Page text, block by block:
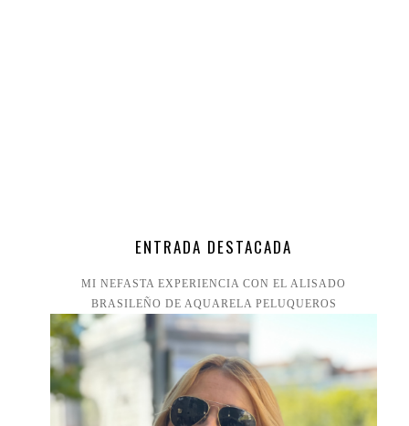
ENTRADA DESTACADA
MI NEFASTA EXPERIENCIA CON EL ALISADO
BRASILEÑO DE AQUARELA PELUQUEROS